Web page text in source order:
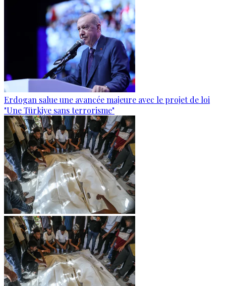
Erdogan salue une avancée majeure avec le projet de loi
"Une Türkiye sans terrorisme"